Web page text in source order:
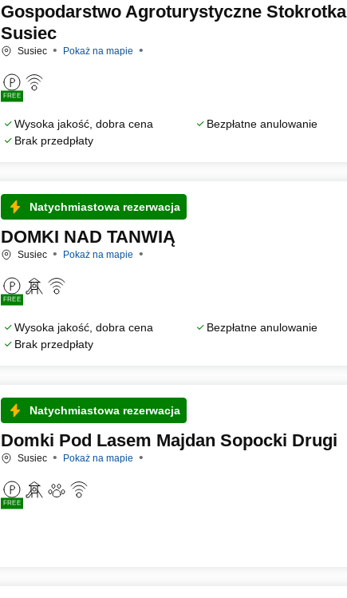
Gospodarstwo Agroturystyczne Stokrotka
Susiec
Susiec Pokaż na mapie
FREE
Wysoka jakość, dobra cena
Bezpłatne anulowanie
Brak przedpłaty
Natychmiastowa rezerwacja
DOMKI NAD TANWIĄ
Susiec Pokaż na mapie
FREE
Wysoka jakość, dobra cena
Bezpłatne anulowanie
Brak przedpłaty
Natychmiastowa rezerwacja
Domki Pod Lasem Majdan Sopocki Drugi
Susiec Pokaż na mapie
FREE